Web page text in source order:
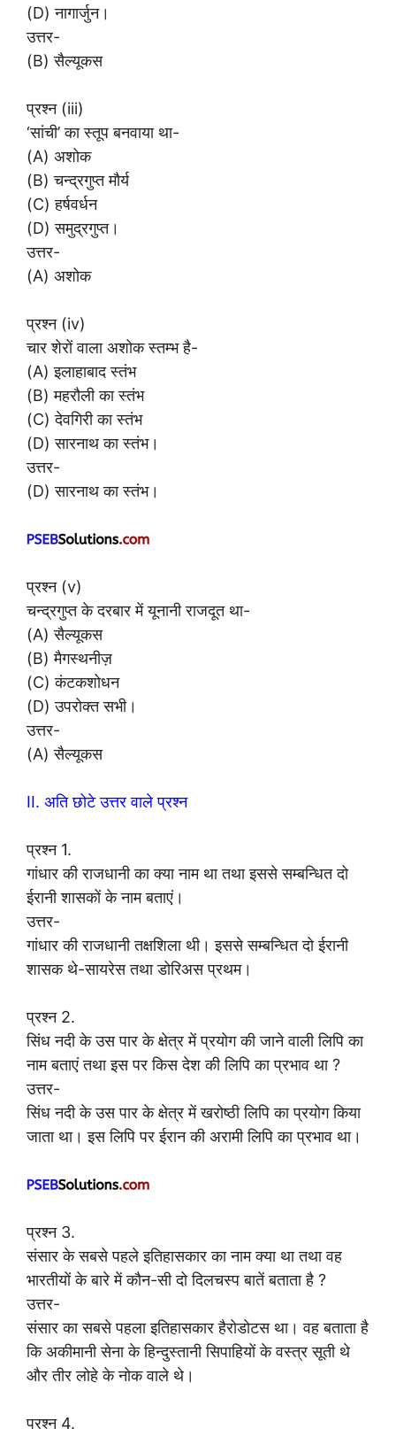
(D) नागार्जुन।
उत्तर-
(B) सैल्यूकस
प्रश्न (iii)
‘सांची’ का स्तूप बनवाया था-
(A) अशोक
(B) चन्द्रगुप्त मौर्य
(C) हर्षवर्धन
(D) समुद्रगुप्त।
उत्तर-
(A) अशोक
प्रश्न (iv)
चार शेरों वाला अशोक स्तम्भ है-
(A) इलाहाबाद स्तंभ
(B) महरौली का स्तंभ
(C) देवगिरी का स्तंभ
(D) सारनाथ का स्तंभ।
उत्तर-
(D) सारनाथ का स्तंभ।
प्रश्न (v)
चन्द्रगुप्त के दरबार में यूनानी राजदूत था-
(A) सैल्यूकस
(B) मैगस्थनीज़
(C) कंटकशोधन
(D) उपरोक्त सभी।
उत्तर-
(A) सैल्यूकस
II. अति छोटे उत्तर वाले प्रश्न
प्रश्न 1.
गांधार की राजधानी का क्या नाम था तथा इससे सम्बन्धित दो
ईरानी शासकों के नाम बताएं।
उत्तर-
गांधार की राजधानी तक्षशिला थी। इससे सम्बन्धित दो ईरानी
शासक थे-सायरेस तथा डोरिअस प्रथम।
प्रश्न 2.
सिंध नदी के उस पार के क्षेत्र में प्रयोग की जाने वाली लिपि का
नाम बताएं तथा इस पर किस देश की लिपि का प्रभाव था ?
उत्तर-
सिंध नदी के उस पार के क्षेत्र में खरोष्ठी लिपि का प्रयोग किया
जाता था। इस लिपि पर ईरान की अरामी लिपि का प्रभाव था।
प्रश्न 3.
संसार के सबसे पहले इतिहासकार का नाम क्या था तथा वह
भारतीयों के बारे में कौन-सी दो दिलचस्प बातें बताता है ?
उत्तर-
संसार का सबसे पहला इतिहासकार हैरोडोटस था। वह बताता है
कि अकीमानी सेना के हिन्दुस्तानी सिपाहियों के वस्त्र सूती थे
और तीर लोहे के नोक वाले थे।
प्रश्न 4.